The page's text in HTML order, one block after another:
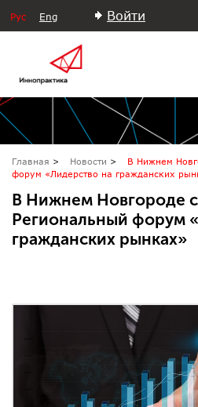
Рус Eng Войти
Главная Новости
В Нижнем
форум «Лидерство на гражданских
В Нижнем Новгороде
Региональный форум
гражданских рынках»